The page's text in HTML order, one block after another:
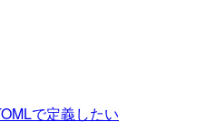
で定義したい